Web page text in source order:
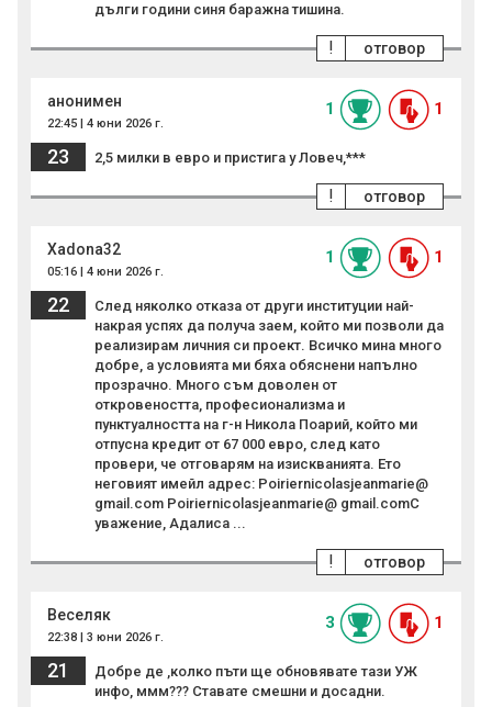
дълги години синя баражна тишина.
отговор
!
анонимен
22:45 | 4 юни 2026 г.
1 1
23 2,5 милки в евро и пристига у Ловеч,***
отговор
!
Xadona32
05:16 | 4 юни 2026 г.
1 1
22
След няколко отказа от други институции най-
накрая успях да получа заем, който ми позволи да
реализирам личния си проект. Всичко мина много
добре, а условията ми бяха обяснени напълно
прозрачно. Много съм доволен от
откровеността, професионализма и
пунктуалността на г-н Никола Поарий, който ми
отпусна кредит от 67 000 евро, след като
провери, че отговарям на изискванията. Ето
неговият имейл адрес: Poiriernicolasjeanmarie@
gmail.com Poiriernicolasjeanmarie@ gmail.comС
уважение, Адалиса ...
отговор
!
Веселяк
22:38 | 3 юни 2026 г.
3 1
21
Добре де ,колко пъти ще обновявате тази УЖ
инфо, ммм??? Ставате смешни и досадни.